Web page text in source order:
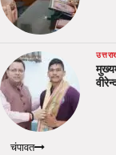
चंपावत